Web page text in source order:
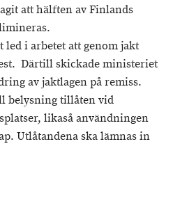
att hälften av Finlands
i arbetet att genom jakt
Därtill skickade ministeriet
av jaktlagen på remiss.
belysning tillåten vid
likaså användningen
Utlåtandena ska lämnas in